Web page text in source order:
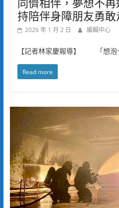
持陪伴身障朋友勇
2026 年 1 月 2 日 編輯中心
【記者林家慶報導】 「想泡
Read more